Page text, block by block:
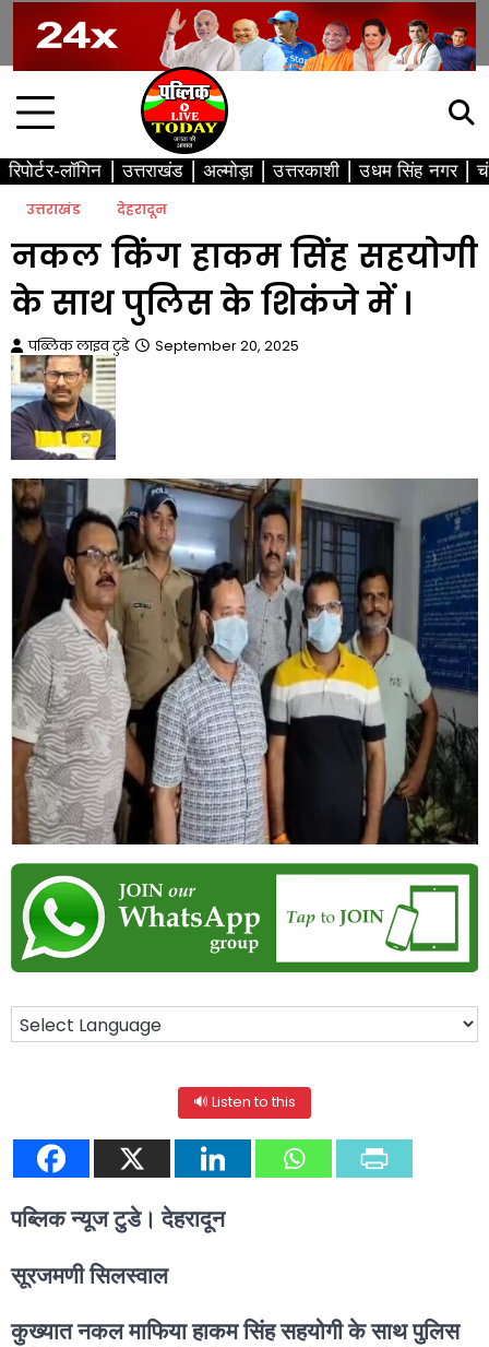
content
रिपोर्टर-लॉगिन उत्तराखंड अल्मोड़ा उत्तरकाशी उधम सिंह नगर
उत्तराखंड देहरादून
नकल किंग हाकम सिंह सहयोगी
के साथ पुलिस के शिकंजे में ।
पब्लिक लाइव टुडे September 20, 2025
🔊 Listen to this
पब्लिक न्यूज टुडे। देहरादून
सूरजमणी सिलस्वाल
कुख्यात नकल माफिया हाकम सिंह सहयोगी के साथ पुलिस